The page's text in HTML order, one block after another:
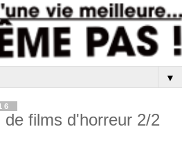
▼
films d'horreur 2/2